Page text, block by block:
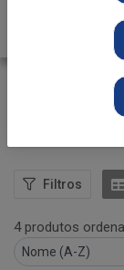
Filtros
4 produtos